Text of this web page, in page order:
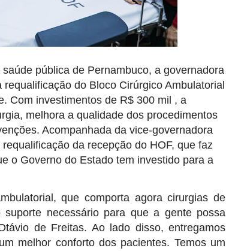
pública de Pernambuco, a governadora
do Bloco Cirúrgico Ambulatorial
Com investimentos de R$ 300 mil , a
melhora a qualidade dos procedimentos
Acompanhada da vice-governadora
da recepção do HOF, que faz
o Governo do Estado tem investido para a
que comporta agora cirurgias de
necessário para que a gente possa
de Freitas. Ao lado disso, entregamos
melhor conforto dos pacientes. Temos um